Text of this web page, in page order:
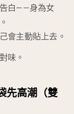
白——身為女
會主動貼上去。
味。
先高潮（雙